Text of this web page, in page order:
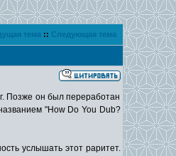
тема :: Следующая тема
Позже он был переработан
"How Do You Dub?
услышать этот раритет.